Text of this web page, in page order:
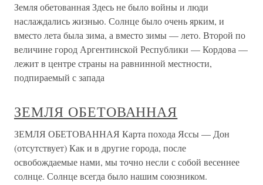
Земля обетованная Здесь не было войны и люди
наслаждались жизнью. Солнце было очень ярким, и
вместо лета была зима, а вместо зимы — лето. Второй по
величине город Аргентинской Республики — Кордова —
лежит в центре страны на равнинной местности,
подпираемый с запада
ЗЕМЛЯ ОБЕТОВАННАЯ
ЗЕМЛЯ ОБЕТОВАННАЯ Карта похода Яссы — Дон
(отсутствует) Как и в другие города, после
освобождаемые нами, мы точно несли с собой весеннее
солнце. Солнце всегда было нашим союзником.